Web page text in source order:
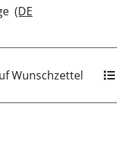
(DE
Wunschzettel